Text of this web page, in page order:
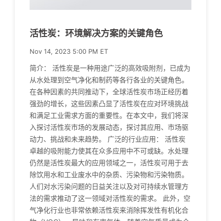
活性炭：环境解决方案的关键角色
Nov 14, 2023 5:00 PM ET
简介： 活性炭是一种用途广泛的高效吸附剂，已成为
从水处理到空气净化和制药等各行各业的关键角色。
在各种因素的共同推动下，全球活性炭市场正经历着
强劲的增长，这些因素凸显了活性炭在应对环境挑战
和满足工业需求方面的重要性。在本文中，我们将深
入探讨活性炭市场的发展动态，探讨其应用、市场驱
动力、挑战和未来趋势。 广泛的行业应用： 活性炭
卓越的吸附能力使其在众多应用中不可或缺。水处理
仍然是活性炭最大的应用领域之一，活性炭可用于去
除饮用水和工业废水中的杂质、污染物和污染物质。
人们对水污染问题的日益关注以及对可持续水管理方
法的需求推动了这一领域对活性炭的需求。 此外，空
气净化行业也非常依赖活性炭来消除挥发性有机化合